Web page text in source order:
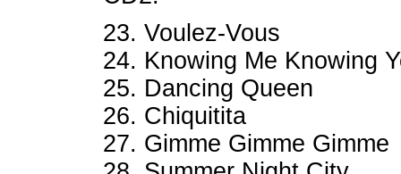
23. Voulez-Vous
24. Knowing Me Knowing
25. Dancing Queen
26. Chiquitita
27. Gimme Gimme Gimme